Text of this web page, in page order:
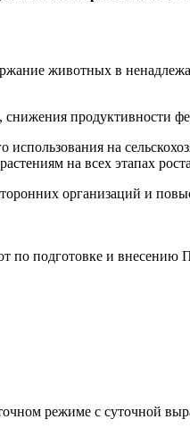
животных в
снижения продуктивности
на
на всех этапах
организаций и
по подготовке и
режиме с суточной